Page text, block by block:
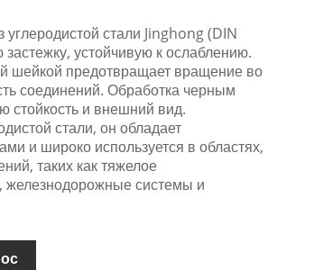
стали Jinghong (DIN
устойчивую к ослаблению.
шейкой предотвращает вращение во
соединений. Обработка черным
стойкость и внешний вид.
стали, он обладает
и широко используется в областях,
таких как тяжелое
железнодорожные системы и